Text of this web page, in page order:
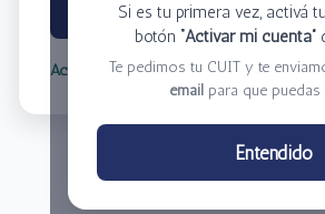
Si es tu primera vez, activá
botón “Activar mi cuenta”
Te pedimos tu CUIT y te
email para que puedas
Entendido
Ingresar
Activar mi cuenta
Centro de Distribución El Bacha